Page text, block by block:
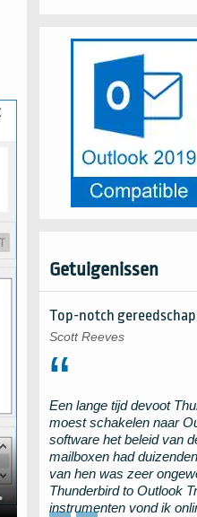
Getuigenissen
Top-notch
Scott Reeves
Een lange tijd devoot
moest schakelen naar
software het beleid van
mailboxen had
van hen was zeer
Thunderbird to Outlook
instrumenten vond ik